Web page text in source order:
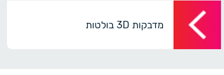
מדבקות 3D בולטות